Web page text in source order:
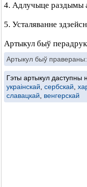
4. Адлучыце раздымы
5. Усталяванне
Артыкул быў
Артыкул быў правераны:
Гэты артыкул даступны
украінскай сербскай
славацкай
венгерскай